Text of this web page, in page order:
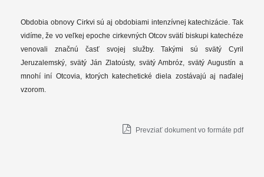
Obdobia obnovy Cirkvi sú aj obdobiami intenzívnej katechizácie. Tak
vidíme, že vo veľkej epoche cirkevných Otcov svätí biskupi katechéze
venovali značnú časť svojej služby. Takými sú svätý Cyril
Jeruzalemský, svätý Ján Zlatoústy, svätý Ambróz, svätý Augustín a
mnohí iní Otcovia, ktorých katechetické diela zostávajú aj naďalej
vzorom.
Prevziať dokument vo formáte pdf